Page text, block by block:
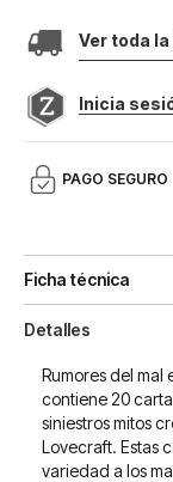
Ver toda
Inicia
PAGO SEGURO
Ficha técnica
Detalles
Rumores del mal
contiene 20
siniestros mitos
Lovecraft. Estas
variedad a los